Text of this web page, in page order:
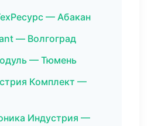
— Абакан
— Волгоград
— Тюмень
Комплект —
Индустрия —